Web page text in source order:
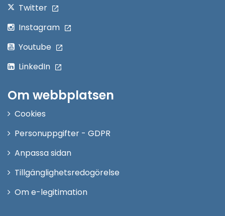
Twitter
Instagram
Youtube
LinkedIn
Om webbplatsen
Cookies
Personuppgifter - GDPR
Anpassa sidan
Tillgänglighetsredogörelse
Om e-legitimation